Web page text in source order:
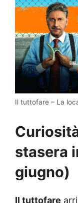
Il tuttofare – La
stasera
giugno)
Il tuttofare